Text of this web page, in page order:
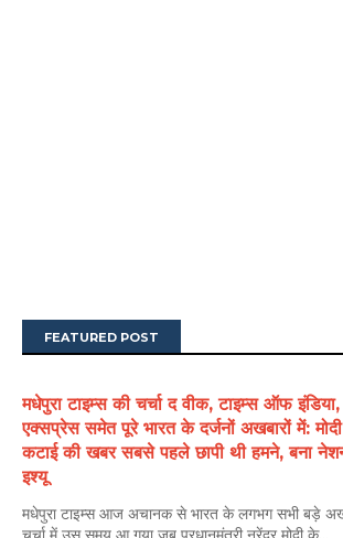
FEATURED POST
मधेपुरा टाइम्स की चर्चा द वीक, टाइम्स ऑफ
एक्सप्रेस समेत पूरे भारत के दर्जनों अखबारों में:
कटाई की खबर सबसे पहले छापी थी हमने, बना
इश्यू
मधेपुरा टाइम्स आज अचानक से भारत के लगभग सभी बड़े